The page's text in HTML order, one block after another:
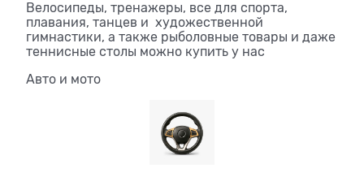
Велосипеды, тренажеры, все для спорта,
плавания, танцев и художественной
гимнастики, а также рыболовные товары и даже
теннисные столы можно купить у нас
Авто и мото